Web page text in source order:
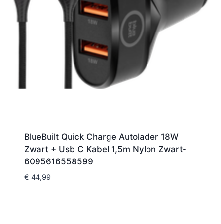
BlueBuilt Quick Charge Autolader 18W
Zwart + Usb C Kabel 1,5m Nylon Zwart-
6095616558599
€ 44,99